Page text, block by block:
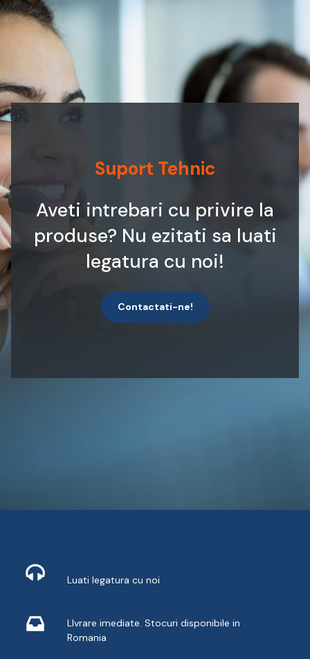
Suport Tehnic
Aveti intrebari cu privire la
produse? Nu ezitati sa luati
legatura cu noi!
Contactati-ne!
Luati legatura cu noi
LIvrare imediate. Stocuri disponibile in
Romania